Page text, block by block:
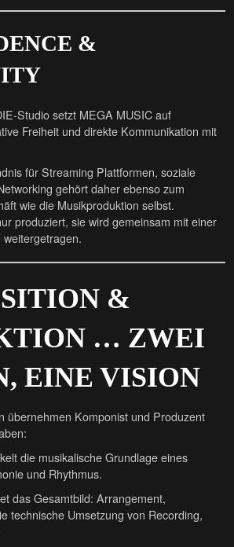
&
Studio setzt MEGA MUSIC auf
Freiheit und direkte Kommunikation mit
für Streaming Plattformen, soziale
gehört daher ebenso zum
wie die Musikproduktion selbst.
produziert, sie wird gemeinsam mit einer
&
… ZWEI
EINE VISION
übernehmen Komponist und Produzent
die musikalische Grundlage eines
und Rhythmus.
das Gesamtbild: Arrangement,
technische Umsetzung von Recording,